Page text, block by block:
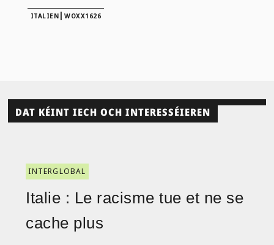
ITALIEN |WOXX1626
DAT KÉINT IECH OCH INTERESSÉIEREN
INTERGLOBAL
Italie : Le racisme tue et ne se
cache plus